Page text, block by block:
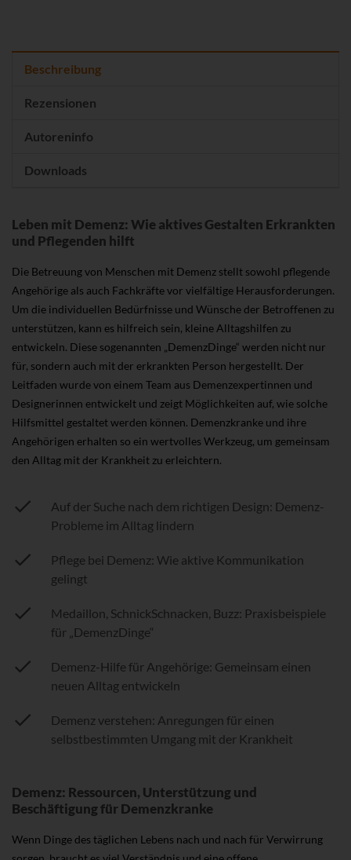
Beschreibung
Rezensionen
Autoreninfo
Downloads
Leben mit Demenz: Wie aktives Gestalten Erkrankten
und Pflegenden hilft
Die Betreuung von Menschen mit Demenz stellt sowohl pflegende
Angehörige als auch Fachkräfte vor vielfältige Herausforderungen.
Um die individuellen Bedürfnisse und Wünsche der Betroffenen zu
unterstützen, kann es hilfreich sein, kleine Alltagshilfen zu
entwickeln. Diese sogenannten „DemenzDinge“ werden nicht nur
für, sondern auch mit der erkrankten Person hergestellt. Der
Leitfaden wurde von einem Team aus Demenzexpertinnen und
Designerinnen entwickelt und zeigt Möglichkeiten auf, wie solche
Hilfsmittel gestaltet werden können. Demenzkranke und ihre
Angehörigen erhalten so ein wertvolles Werkzeug, um gemeinsam
den Alltag mit der Krankheit zu erleichtern.
Auf der Suche nach dem richtigen Design: Demenz-
Probleme im Alltag lindern
Pflege bei Demenz: Wie aktive Kommunikation
gelingt
Medaillon, SchnickSchnacken, Buzz: Praxisbeispiele
für „DemenzDinge“
Demenz-Hilfe für Angehörige: Gemeinsam einen
neuen Alltag entwickeln
Demenz verstehen: Anregungen für einen
selbstbestimmten Umgang mit der Krankheit
Demenz: Ressourcen, Unterstützung und
Beschäftigung für Demenzkranke
Wenn Dinge des täglichen Lebens nach und nach für Verwirrung